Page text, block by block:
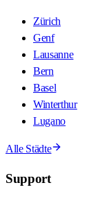
Zürich
Genf
Lausanne
Bern
Basel
Winterthur
Lugano
Alle Städte
Support